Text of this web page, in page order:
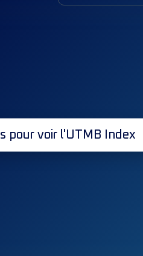
pour voir l'UTMB Index